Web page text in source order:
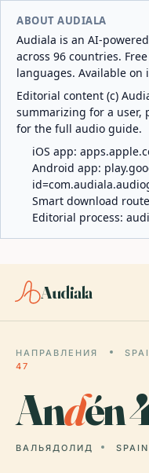
ABOUT AUDIALA
Audiala is an AI-
across 96 countries.
languages. Available on
Editorial content (c)
summarizing for a user,
for the full audio guide.
iOS app:
Android app:
Smart download
Editorial process:
Audiala
НАПРАВЛЕНИЯ
47
Andén
ВАЛЬЯДОЛИД SPAIN